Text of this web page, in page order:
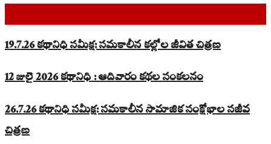
19.7.26 కథానిధి సమీక్ష: సమకాలీన కల్లోల జీవిత చిత్రణ
12 జులై 2026 కథానిధి : ఆదివారం కథల సంకలనం
26.7.26 కథానిధి సమీక్ష: సమకాలీన సామాజిక సంక్షోభాల సజీవ
చిత్రణ